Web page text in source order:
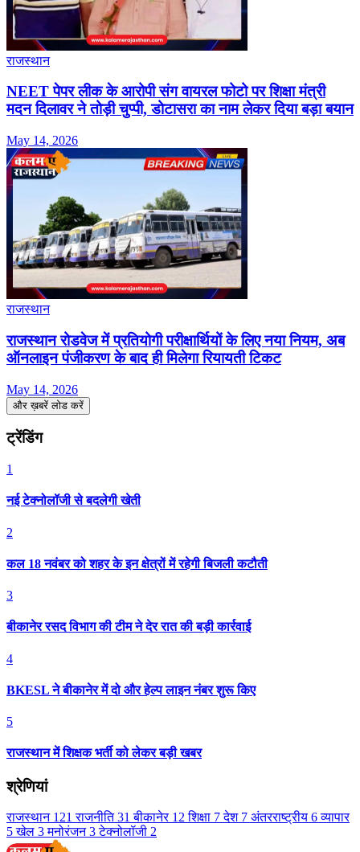
राजस्थान
NEET पेपर लीक के आरोपी संग वायरल फोटो पर शिक्षा मंत्री
मदन दिलावर ने तोड़ी चुप्पी, डोटासरा का नाम लेकर दिया बड़ा बयान
May 14, 2026
राजस्थान
राजस्थान रोडवेज में प्रतियोगी परीक्षार्थियों के लिए नया नियम, अब
ऑनलाइन पंजीकरण के बाद ही मिलेगा रियायती टिकट
May 14, 2026
और ख़बरें लोड करें
ट्रेंडिंग
1
नई टेक्नोलॉजी से बदलेगी खेती
2
कल 18 नवंबर को शहर के इन क्षेत्रों में रहेगी बिजली कटौती
3
बीकानेर रसद विभाग की टीम ने देर रात की बड़ी कार्रवाई
4
BKESL ने बीकानेर में दो और हेल्प लाइन नंबर शुरू किए
5
राजस्थान में शिक्षक भर्ती को लेकर बड़ी खबर
श्रेणियां
राजस्थान 121 राजनीति 31 बीकानेर 12 शिक्षा 7 देश 7 अंतरराष्ट्रीय 6 व्यापार
5 खेल 3 मनोरंजन 3 टेक्नोलॉजी 2